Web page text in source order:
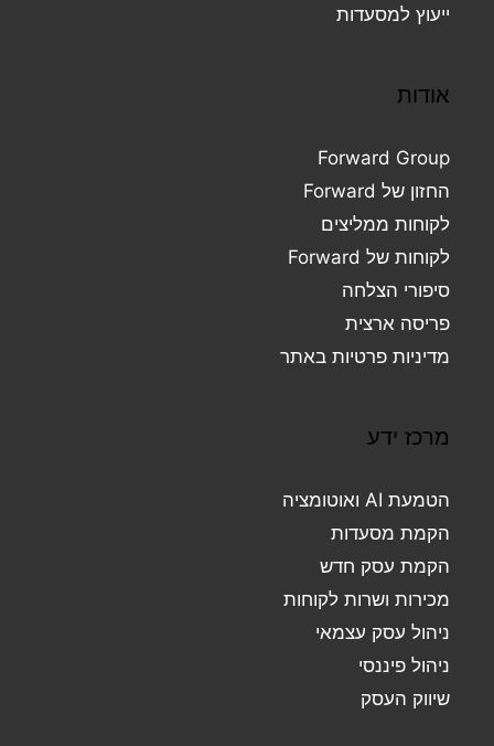
ייעוץ למסעדות
אודות
Forward Group
החזון של Forward
לקוחות ממליצים
לקוחות של Forward
סיפורי הצלחה
פריסה ארצית
מדיניות פרטיות באתר
מרכז ידע
הטמעת AI ואוטומציה
הקמת מסעדות
הקמת עסק חדש
מכירות ושרות לקוחות
ניהול עסק עצמאי
ניהול פיננסי
שיווק העסק